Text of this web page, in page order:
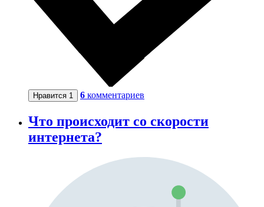
Нравится 1 6 комментариев
Что происходит со скорости
интернета?